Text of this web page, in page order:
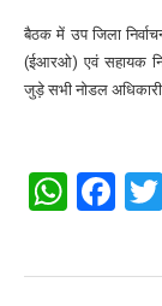
बैठक में उप जिला
(ईआरओ) एवं सहायक
जुड़े सभी नोडल